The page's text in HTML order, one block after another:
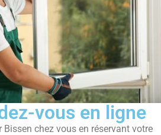
vous en ligne
chez vous en réservant votre